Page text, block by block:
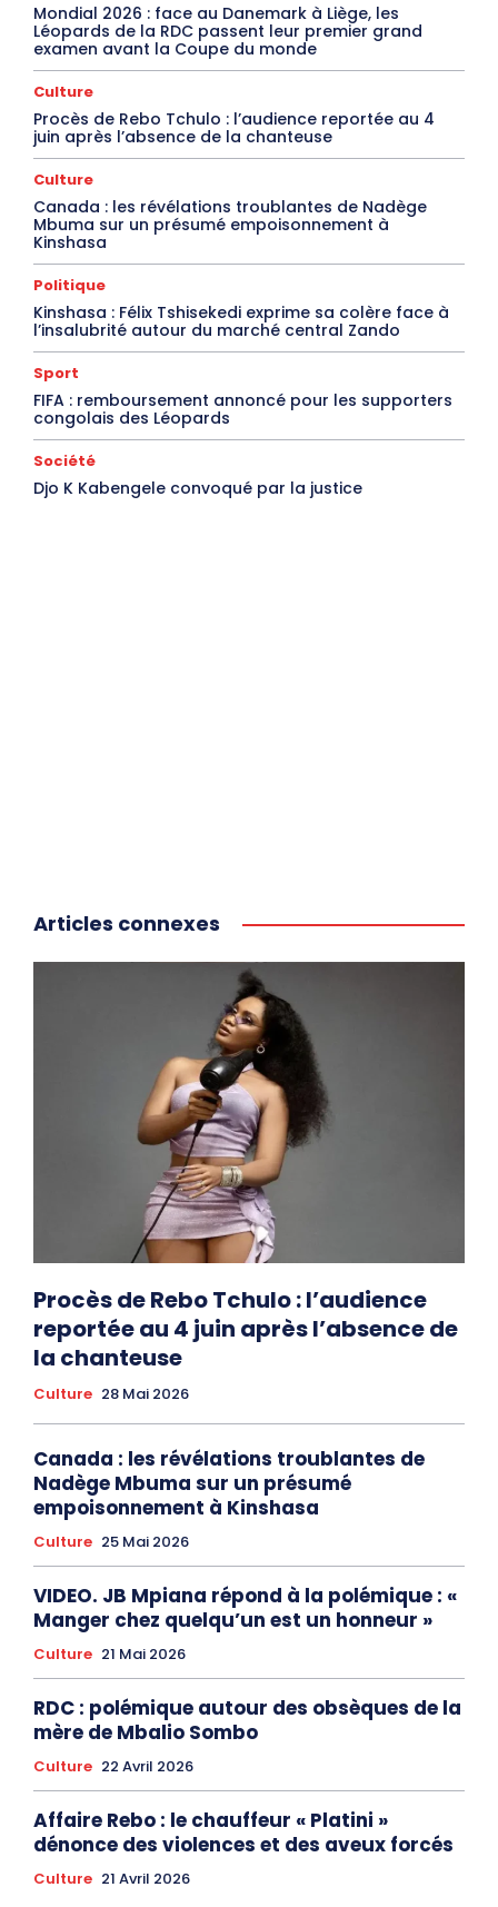
Mondial 2026 : face au Danemark à Liège, les
Léopards de la RDC passent leur premier grand
examen avant la Coupe du monde
Culture
Procès de Rebo Tchulo : l’audience reportée au 4
juin après l’absence de la chanteuse
Culture
Canada : les révélations troublantes de Nadège
Mbuma sur un présumé empoisonnement à
Kinshasa
Politique
Kinshasa : Félix Tshisekedi exprime sa colère face à
l’insalubrité autour du marché central Zando
Sport
FIFA : remboursement annoncé pour les supporters
congolais des Léopards
Société
Djo K Kabengele convoqué par la justice
Articles connexes
Procès de Rebo Tchulo : l’audience
reportée au 4 juin après l’absence de
la chanteuse
Culture 28 Mai 2026
Canada : les révélations troublantes de
Nadège Mbuma sur un présumé
empoisonnement à Kinshasa
Culture 25 Mai 2026
VIDEO. JB Mpiana répond à la polémique : «
Manger chez quelqu’un est un honneur »
Culture 21 Mai 2026
RDC : polémique autour des obsèques de la
mère de Mbalio Sombo
Culture 22 Avril 2026
Affaire Rebo : le chauffeur « Platini »
dénonce des violences et des aveux forcés
Culture 21 Avril 2026